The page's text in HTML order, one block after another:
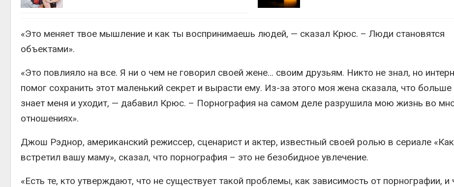
«Это меняет твое мышление и как ты воспринимаешь людей, — сказал Крюс. – Люди становятся
объектами».
«Это повлияло на все. Я ни о чем не говорил своей жене… своим друзьям. Никто не знал, но
помог сохранить этот маленький секрет и вырасти ему. Из-за этого моя жена сказала, что больше
знает меня и уходит, — дабавил Крюс. – Порнография на самом деле разрушила мою жизнь во
отношениях».
Джош Рэднор, американский режиссер, сценарист и актер, известный своей ролью в сериале
встретил вашу маму», сказал, что порнография – это не безобидное увлечение.
«Есть те, кто утверждают, что не существует такой проблемы, как зависимость от порнографии, и